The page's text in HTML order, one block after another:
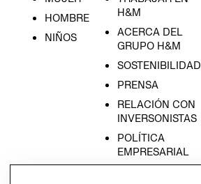
HOMBRE
NIÑOS
H&M
ACERCA DEL
GRUPO H&M
SOSTENIBILIDAD
PRENSA
RELACIÓN CON
INVERSONISTAS
POLÍTICA
EMPRESARIAL